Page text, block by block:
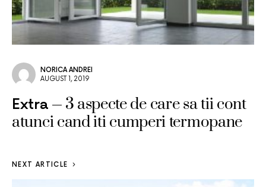
NORICA ANDREI
AUGUST 1, 2019
Extra
3 aspecte de care sa tii cont
atunci cand iti cumperi termopane
NEXT ARTICLE